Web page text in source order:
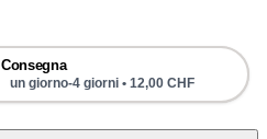
Consegna
un giorno-4 giorni • 12,00 CHF